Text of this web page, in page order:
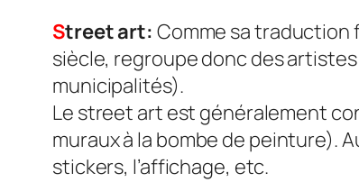
Street art: Comme sa traduction
siècle, regroupe donc des
municipalités).
Le street art est généralement
muraux à la bombe de peinture).
stickers, l’affichage, etc.